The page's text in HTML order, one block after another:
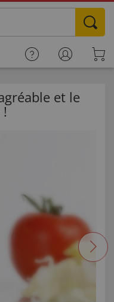
et le
!